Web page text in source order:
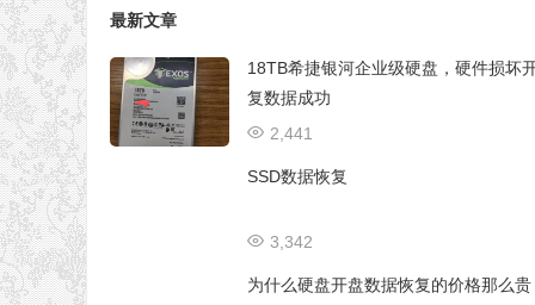
最新文章
18TB希捷银河企业级硬盘，硬件损坏
复数据成功
2,441
SSD数据恢复
3,342
为什么硬盘开盘数据恢复的价格那么贵